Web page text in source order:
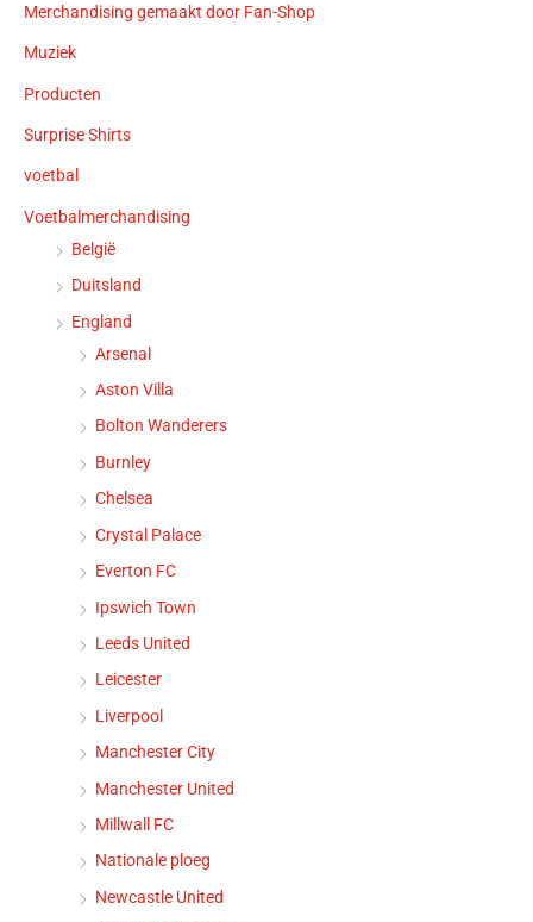
Merchandising gemaakt door Fan-Shop
Muziek
Producten
Surprise Shirts
voetbal
Voetbalmerchandising
België
Duitsland
England
Arsenal
Aston Villa
Bolton Wanderers
Burnley
Chelsea
Crystal Palace
Everton FC
Ipswich Town
Leeds United
Leicester
Liverpool
Manchester City
Manchester United
Millwall FC
Nationale ploeg
Newcastle United